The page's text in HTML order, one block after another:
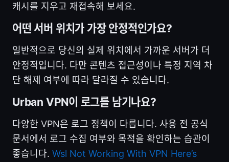
캐시를 지우고 재접속해 보세요.
어떤 서버 위치가 가장 안정적인가요?
일반적으로 당신의 실제 위치에서 가까운 서버가 더
안정적입니다. 다만 콘텐츠 접근성이나 특정 지역 차
단 해제 여부에 따라 달라질 수 있습니다.
Urban VPN이 로그를 남기나요?
다양한 VPN은 로그 정책이 다릅니다. 사용 전 공식
문서에서 로그 수집 여부와 목적을 확인하는 습관이
좋습니다. Wsl Not Working With VPN Here’s